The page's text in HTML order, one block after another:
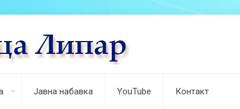
Јавна набавка YouTube Контакт